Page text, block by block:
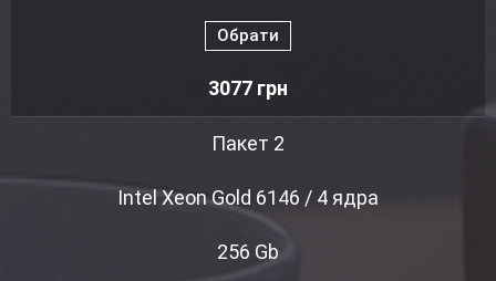
Обрати
3077 грн
Пакет 2
Intel Xeon Gold 6146 / 4 ядра
256 Gb